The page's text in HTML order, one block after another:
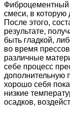
Фиброцементный
смеси, в
После этого,
результате,
быть гладкой,
во время
различные
себе процесс
дополнительную
хорошо себя
низкие
осадков,